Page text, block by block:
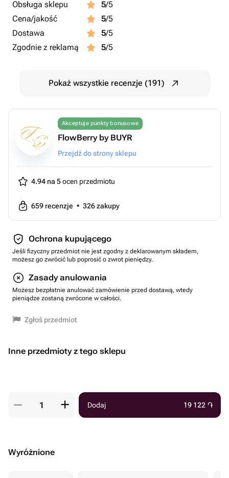
Obsługa sklepu 5/5
Cena/jakość
5/5
Dostawa
5/5
Zgodnie z reklamą
5/5
Pokaż wszystkie recenzje (191)
Akceptuje punkty bonusowe
FlowBerry by BUYR
Przejdź do strony sklepu
4.94 na 5ocen przedmiotu
659 recenzje • 326zakupy
Ochrona kupującego
Jeśli fizyczny przedmiot nie jest zgodny z deklarowanym składem,
możesz go zwrócić lub poprosić o zwrot pieniędzy.
Zasady anulowania
Możesz bezpłatnie anulować zamówienie przed dostawą, wtedy
pieniądze zostaną zwrócone w całości.
Zgłoś przedmiot
Inne przedmioty z tego sklepu
Dodaj 19 122 ֏
Wyróżnione